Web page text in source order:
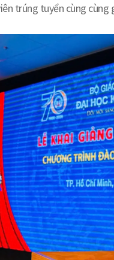
trúng tuyển cùng cùng